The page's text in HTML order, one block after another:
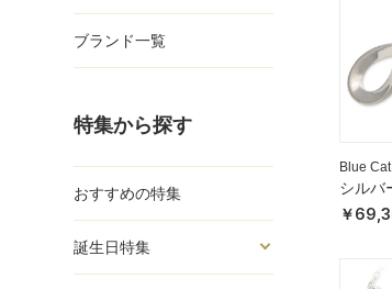
ブランド一覧
特集から探す
おすすめの特集
誕生日特集
Blue Cat
シルバ